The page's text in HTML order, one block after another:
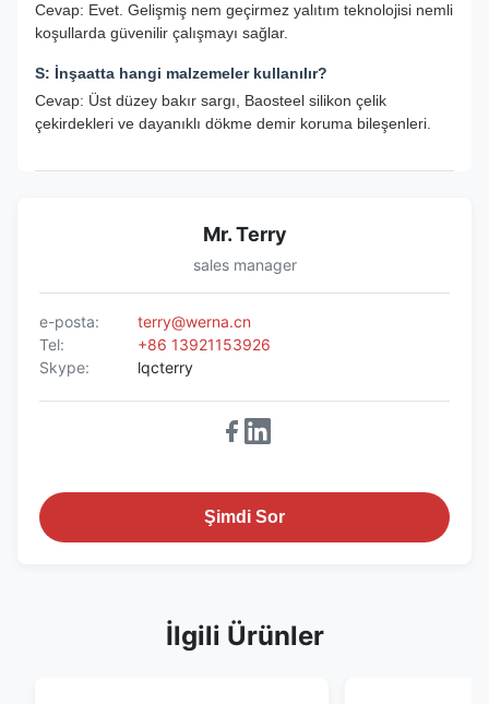
Cevap: Evet. Gelişmiş nem geçirmez yalıtım teknolojisi nemli
koşullarda güvenilir çalışmayı sağlar.
S: İnşaatta hangi malzemeler kullanılır?
Cevap: Üst düzey bakır sargı, Baosteel silikon çelik
çekirdekleri ve dayanıklı dökme demir koruma bileşenleri.
Mr. Terry
sales manager
e-posta:
terry@werna.cn
Tel:
+86 13921153926
Skype:
lqcterry
Şimdi Sor
İlgili Ürünler